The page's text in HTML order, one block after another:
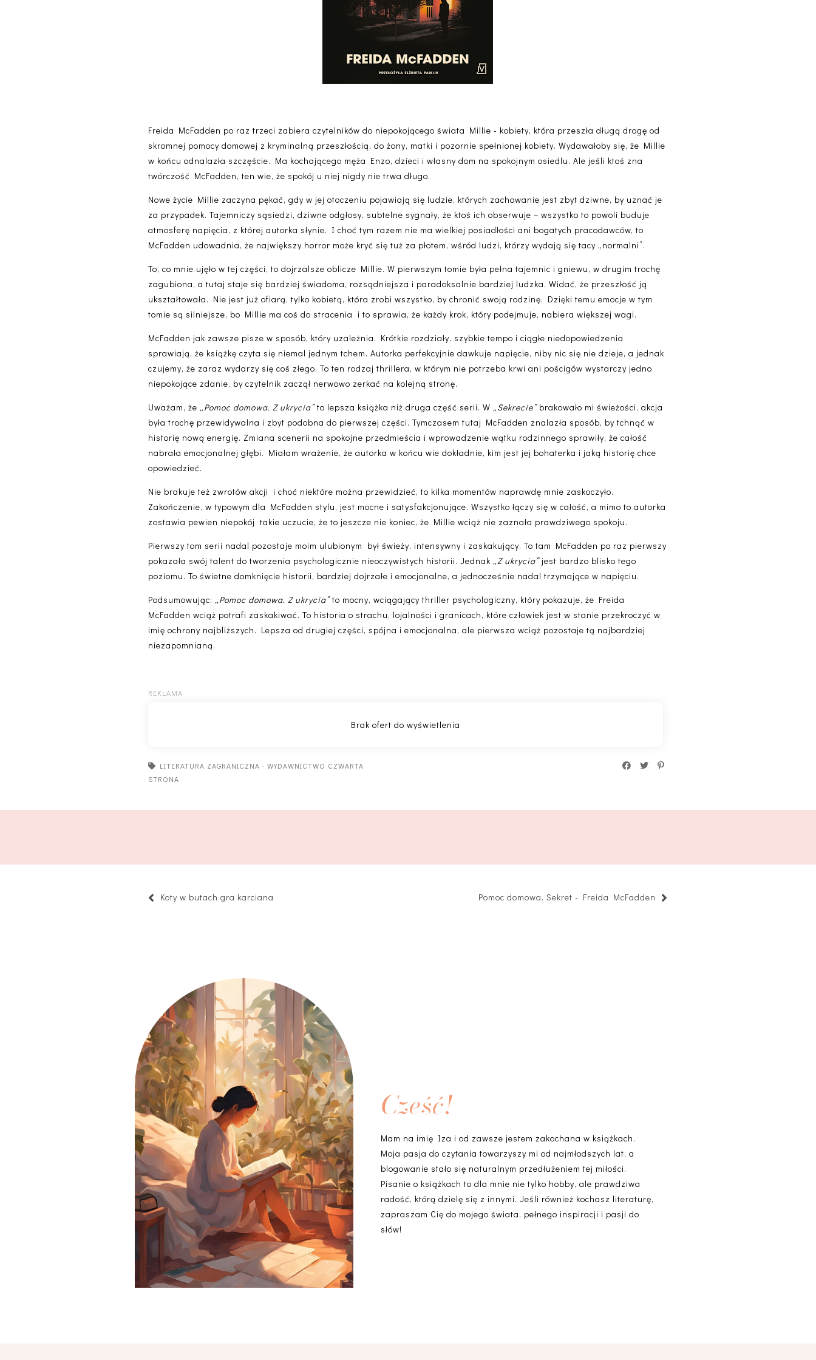
Freida McFadden po raz trzeci zabiera czytelników do niepokojącego świata Millie - kobiety, która przeszła długą drogę od
skromnej pomocy domowej z kryminalną przeszłością, do żony, matki i pozornie spełnionej kobiety. Wydawałoby się, że Millie
w końcu odnalazła szczęście. Ma kochającego męża Enzo, dzieci i własny dom na spokojnym osiedlu. Ale jeśli ktoś zna
twórczość McFadden, ten wie, że spokój u niej nigdy nie trwa długo.
Nowe życie Millie zaczyna pękać, gdy w jej otoczeniu pojawiają się ludzie, których zachowanie jest zbyt dziwne, by uznać je
za przypadek. Tajemniczy sąsiedzi, dziwne odgłosy, subtelne sygnały, że ktoś ich obserwuje – wszystko to powoli buduje
atmosferę napięcia, z której autorka słynie. I choć tym razem nie ma wielkiej posiadłości ani bogatych pracodawców, to
McFadden udowadnia, że największy horror może kryć się tuż za płotem, wśród ludzi, którzy wydają się tacy „normalni”.
To, co mnie ujęło w tej części, to dojrzalsze oblicze Millie. W pierwszym tomie była pełna tajemnic i gniewu, w drugim trochę
zagubiona, a tutaj staje się bardziej świadoma, rozsądniejsza i paradoksalnie bardziej ludzka. Widać, że przeszłość ją
ukształtowała. Nie jest już ofiarą, tylko kobietą, która zrobi wszystko, by chronić swoją rodzinę. Dzięki temu emocje w tym
tomie są silniejsze, bo Millie ma coś do stracenia i to sprawia, że każdy krok, który podejmuje, nabiera większej wagi.
McFadden jak zawsze pisze w sposób, który uzależnia. Krótkie rozdziały, szybkie tempo i ciągłe niedopowiedzenia
sprawiają, że książkę czyta się niemal jednym tchem. Autorka perfekcyjnie dawkuje napięcie, niby nic się nie dzieje, a jednak
czujemy, że zaraz wydarzy się coś złego. To ten rodzaj thrillera, w którym nie potrzeba krwi ani pościgów wystarczy jedno
niepokojące zdanie, by czytelnik zaczął nerwowo zerkać na kolejną stronę.
Uważam, że „Pomoc domowa. Z ukrycia”to lepsza książka niż druga część serii. W „Sekrecie”brakowało mi świeżości, akcja
była trochę przewidywalna i zbyt podobna do pierwszej części. Tymczasem tutaj McFadden znalazła sposób, by tchnąć w
historię nową energię. Zmiana scenerii na spokojne przedmieścia i wprowadzenie wątku rodzinnego sprawiły, że całość
nabrała emocjonalnej głębi. Miałam wrażenie, że autorka w końcu wie dokładnie, kim jest jej bohaterka i jaką historię chce
opowiedzieć.
Nie brakuje też zwrotów akcji i choć niektóre można przewidzieć, to kilka momentów naprawdę mnie zaskoczyło.
Zakończenie, w typowym dla McFadden stylu, jest mocne i satysfakcjonujące. Wszystko łączy się w całość, a mimo to autorka
zostawia pewien niepokój takie uczucie, że to jeszcze nie koniec, że Millie wciąż nie zaznała prawdziwego spokoju.
Pierwszy tom serii nadal pozostaje moim ulubionym był świeży, intensywny i zaskakujący. To tam McFadden po raz pierwszy
pokazała swój talent do tworzenia psychologicznie nieoczywistych historii. Jednak „Z ukrycia”jest bardzo blisko tego
poziomu. To świetne domknięcie historii, bardziej dojrzałe i emocjonalne, a jednocześnie nadal trzymające w napięciu.
Podsumowując: „Pomoc domowa. Z ukrycia”to mocny, wciągający thriller psychologiczny, który pokazuje, że Freida
McFadden wciąż potrafi zaskakiwać. To historia o strachu, lojalności i granicach, które człowiek jest w stanie przekroczyć w
imię ochrony najbliższych. Lepsza od drugiej części, spójna i emocjonalna, ale pierwsza wciąż pozostaje tą najbardziej
niezapomnianą.
LITERATURA ZAGRANICZNA ·WYDAWNICTWO CZWARTA
STRONA
Koty w butach gra karciana Pomoc domowa. Sekret - Freida McFadden
Cześć!
Mam na imię Iza i od zawsze jestem zakochana w książkach.
Moja pasja do czytania towarzyszy mi od najmłodszych lat, a
blogowanie stało się naturalnym przedłużeniem tej miłości.
Pisanie o książkach to dla mnie nie tylko hobby, ale prawdziwa
radość, którą dzielę się z innymi. Jeśli również kochasz literaturę,
zapraszam Cię do mojego świata, pełnego inspiracji i pasji do
słów!